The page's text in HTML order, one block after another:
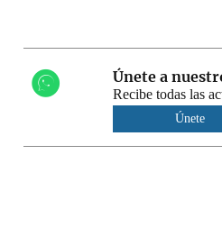
Únete a
Recibe todas las
Únete